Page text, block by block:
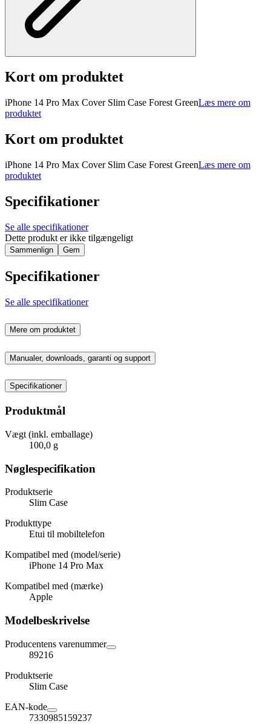
Kort om produktet
iPhone 14 Pro Max Cover Slim Case Forest GreenLæs mere om
produktet
Kort om produktet
iPhone 14 Pro Max Cover Slim Case Forest GreenLæs mere om
produktet
Specifikationer
Se alle specifikationer
Dette produkt er ikke tilgængeligt
Sammenlign Gem
Specifikationer
Se alle specifikationer
Mere om produktet
Manualer, downloads, garanti og support
Specifikationer
Produktmål
Vægt (inkl. emballage)
100,0 g
Nøglespecifikation
Produktserie
Slim Case
Produkttype
Etui til mobiltelefon
Kompatibel med (model/serie)
iPhone 14 Pro Max
Kompatibel med (mærke)
Apple
Modelbeskrivelse
Producentens varenummer
89216
Produktserie
Slim Case
EAN-kode
7330985159237